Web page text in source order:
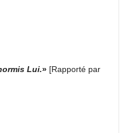
Lui.»[Rapporté par